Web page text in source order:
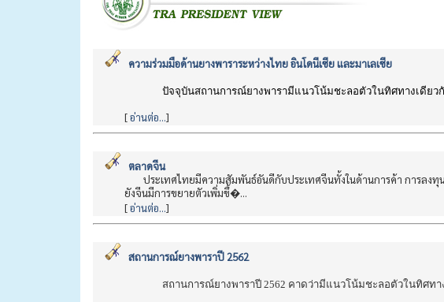
ความร่วมมือด้านยางพาราระหว่างไทย อินโดนีเซีย และมาเลเซีย
ปัจจุบันสถานการณ์ยางพารามีแนวโน้มชะลอตัวในทิศทางเดียว
[อ่านต่อ...]
ตลาดจีน
ประเทศไทยมีความสัมพันธ์อันดีกับประเทศจีนทั้งในด้านการค้า การลงทุ
ยังจีนมีการขยายตัวเพิ่มขึ้�...
[อ่านต่อ...]
สถานการณ์ยางพาราปี 2562
สถานการณ์ยางพาราปี 2562 คาดว่ามีแนวโน้มชะลอตัวในทิศทา